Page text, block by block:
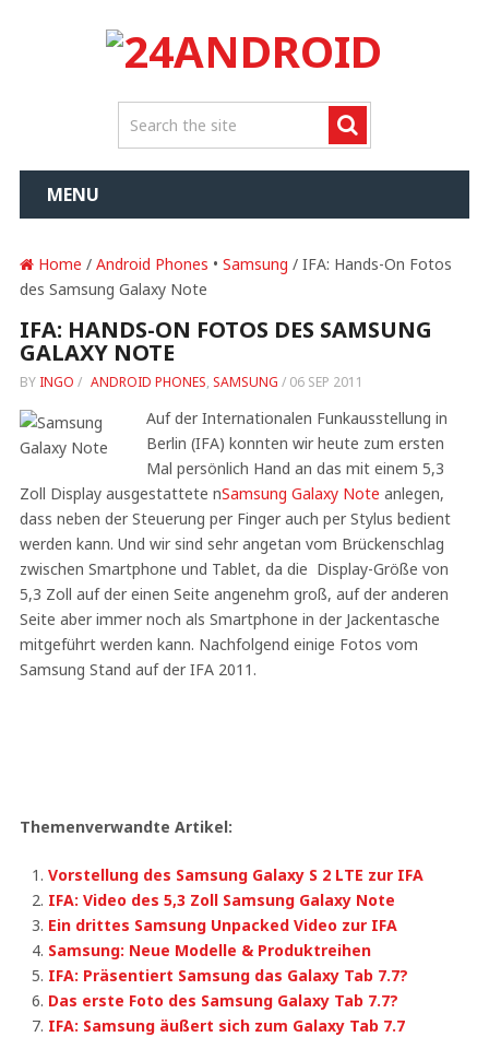
MENU
Home / Android Phones • Samsung / IFA: Hands-On Fotos
des Samsung Galaxy Note
IFA: HANDS-ON FOTOS DES SAMSUNG
GALAXY NOTE
BY INGO / ANDROID PHONES, SAMSUNG / 06 SEP 2011
Auf der Internationalen Funkausstellung in
Berlin (IFA) konnten wir heute zum ersten
Mal persönlich Hand an das mit einem 5,3
Zoll Display ausgestattete nSamsung Galaxy Note anlegen,
dass neben der Steuerung per Finger auch per Stylus bedient
werden kann. Und wir sind sehr angetan vom Brückenschlag
zwischen Smartphone und Tablet, da die Display-Größe von
5,3 Zoll auf der einen Seite angenehm groß, auf der anderen
Seite aber immer noch als Smartphone in der Jackentasche
mitgeführt werden kann. Nachfolgend einige Fotos vom
Samsung Stand auf der IFA 2011.
Themenverwandte Artikel:
Vorstellung des Samsung Galaxy S 2 LTE zur IFA
IFA: Video des 5,3 Zoll Samsung Galaxy Note
Ein drittes Samsung Unpacked Video zur IFA
Samsung: Neue Modelle & Produktreihen
IFA: Präsentiert Samsung das Galaxy Tab 7.7?
Das erste Foto des Samsung Galaxy Tab 7.7?
IFA: Samsung äußert sich zum Galaxy Tab 7.7